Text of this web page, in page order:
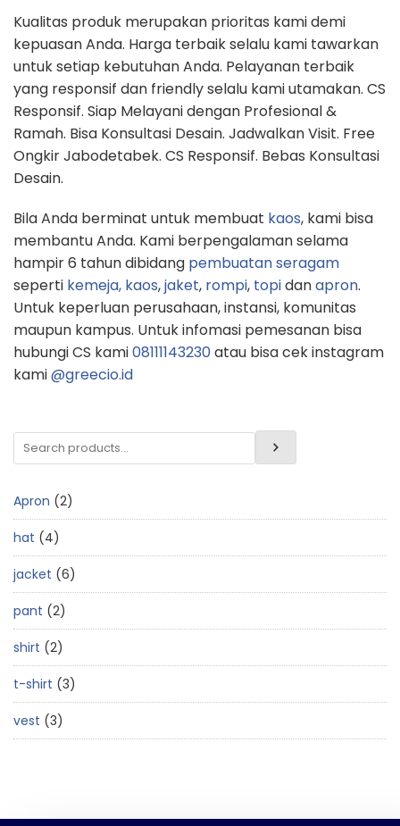
Kualitas produk merupakan prioritas kami demi
kepuasan Anda. Harga terbaik selalu kami tawarkan
untuk setiap kebutuhan Anda. Pelayanan terbaik
yang responsif dan friendly selalu kami utamakan. CS
Responsif. Siap Melayani dengan Profesional &
Ramah. Bisa Konsultasi Desain. Jadwalkan Visit. Free
Ongkir Jabodetabek. CS Responsif. Bebas Konsultasi
Desain.
Bila Anda berminat untuk membuat kaos, kami bisa
membantu Anda. Kami berpengalaman selama
hampir 6 tahun dibidang pembuatan seragam
seperti kemeja, kaos,jaket, rompi, topidanapron.
Untuk keperluan perusahaan, instansi, komunitas
maupun kampus. Untuk infomasi pemesanan bisa
hubungi CS kami08111143230atau bisa cek instagram
kami@greecio.id
Apron 2
hat 4
jacket 6
pant 2
shirt 2
t-shirt 3
vest 3